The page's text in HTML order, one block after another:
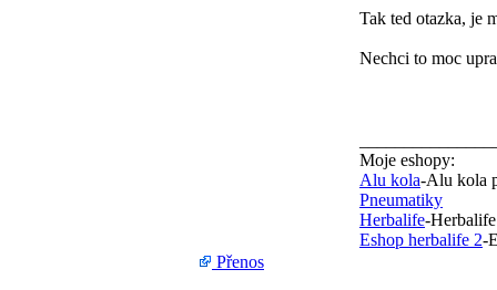
Tak ted otazka, je
Nechci to moc
Moje eshopy:
Alu kola-Alu kola
Pneumatiky
Herbalife-
Eshop herbalife 2-
Přenos